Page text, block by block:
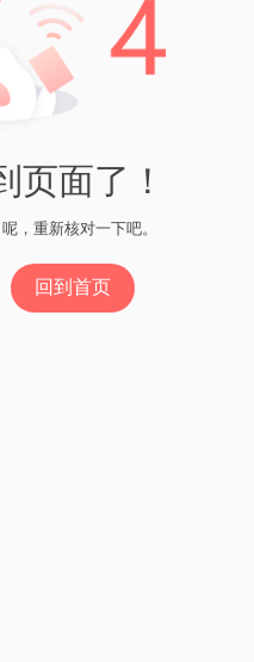
页面了！
，重新核对一下吧。
回到首页